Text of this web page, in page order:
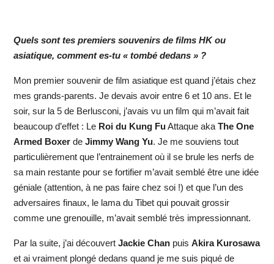
Quels sont tes premiers souvenirs de films HK ou
asiatique, comment es-tu « tombé dedans » ?
Mon premier souvenir de film asiatique est quand j’étais chez
mes grands-parents. Je devais avoir entre 6 et 10 ans. Et le
soir, sur la 5 de Berlusconi, j’avais vu un film qui m’avait fait
beaucoup d’effet : Le Roi du Kung FuAttaque aka The One
Armed Boxerde Jimmy Wang Yu. Je me souviens tout
particulièrement que l’entrainement où il se brule les nerfs de
sa main restante pour se fortifier m’avait semblé être une idée
géniale (attention, à ne pas faire chez soi !) et que l’un des
adversaires finaux, le lama du Tibet qui pouvait grossir
comme une grenouille, m’avait semblé très impressionnant.
Par la suite, j’ai découvert Jackie Chanpuis Akira Kurosawa
et ai vraiment plongé dedans quand je me suis piqué de